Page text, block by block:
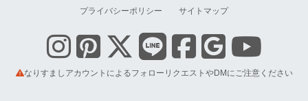
プライバシーポリシー サイトマップ
なりすましアカウントによるフォローリクエストやDMにご注意ください